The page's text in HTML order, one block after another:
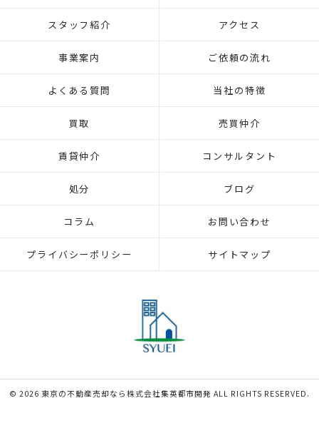
スタッフ紹介 アクセス
事業案内 ご依頼の流れ
よくある質問 当社の特徴
買取 売買仲介
賃貸仲介 コンサルタント
処分 ブログ
コラム お問い合わせ
プライバシーポリシー サイトマップ
© 2026 東京の不動産売却なら株式会社集英都市開発 ALL RIGHTS RESERVED.